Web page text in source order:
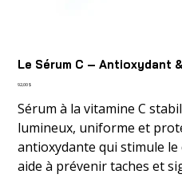
Le Sérum C – Antioxydant
Prix
92,00 $
Sérum à la vitamine C
lumineux, uniforme et
antioxydante qui stimule
aide à prévenir taches et